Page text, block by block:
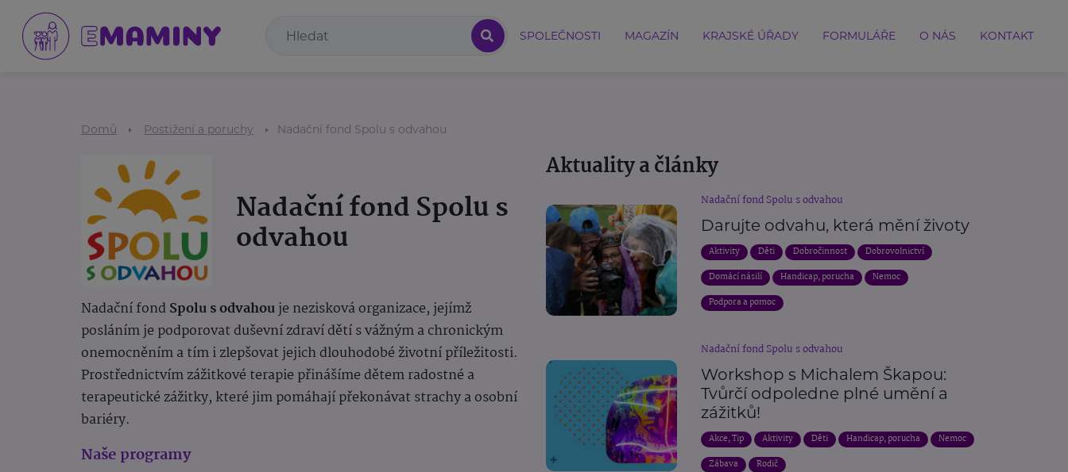
SPOLEČNOSTI MAGAZÍN KRAJSKÉ ÚŘADY FORMULÁŘE O NÁS KONTAKT
Domů Postižení a poruchy Nadační fond Spolu s odvahou
Nadační fond Spolu s
odvahou
Nadační fondSpolu s odvahouje nezisková organizace, jejímž
posláním je podporovat duševní zdraví dětí s vážným a chronickým
onemocněním a tím i zlepšovat jejich dlouhodobé životní příležitosti.
Prostřednictvím zážitkové terapie přinášíme dětem radostné a
terapeutické zážitky, které jim pomáhají překonávat strachy a osobní
bariéry.
Naše programy
Aktuality a články
Nadační fond Spolu s odvahou
Darujte odvahu, která mění životy
Aktivity Děti Dobročinnost
Dobrovolnictví
Domácí násilí
Handicap, porucha
Nemoc
Podpora a pomoc
Nadační fond Spolu s odvahou
Workshop s Michalem Škapou:
Tvůrčí odpoledne plné umění a
zážitků!
Akce, Tip Aktivity Děti Handicap, porucha
Nemoc
Zábava
Rodič